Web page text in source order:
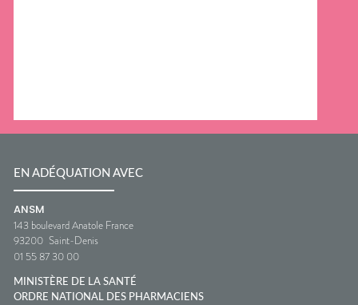
EN ADÉQUATION AVEC
ANSM
143 boulevard Anatole France
93200 Saint-Denis
01 55 87 30 00
MINISTÈRE DE LA SANTÉ
ORDRE NATIONAL DES PHARMACIENS